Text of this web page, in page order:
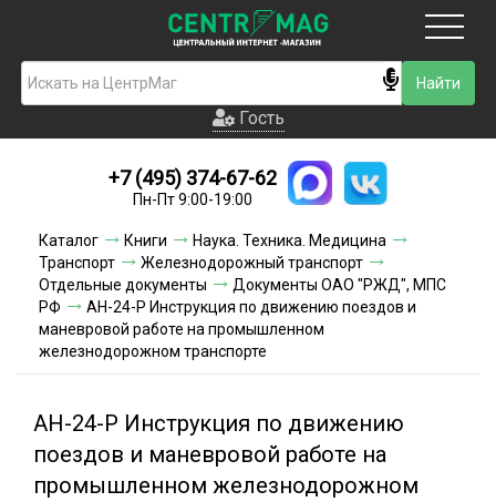
Гость
Новинки
Условия доставки
Условия оплаты
Контакты
Гость
+7 (495) 374-67-62
Пн-Пт 9:00-19:00
Каталог Книги
Наука. Техника. Медицина
Транспорт
Железнодорожный транспорт
Отдельные документы
Документы ОАО "РЖД", МПС
РФ
АН-24-Р Инструкция по движению поездов и
маневровой работе на промышленном
железнодорожном транспорте
АН-24-Р Инструкция по движению
поездов и маневровой работе на
промышленном железнодорожном